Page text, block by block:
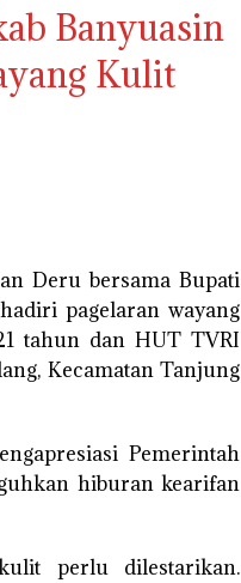
Banyuasin
Kulit
Deru bersama Bupati
pagelaran wayang
tahun dan HUT TVRI
Kecamatan Tanjung
Pemerintah
hiburan kearifan
perlu dilestarikan.